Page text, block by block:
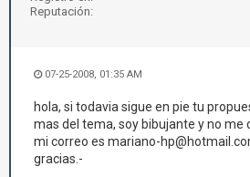
Reputación:
07-25-2008, 01:35 AM
hola, si todavia sigue en pie tu
mas del tema, soy bibujante y no me
mi correo es mariano-
gracias.-